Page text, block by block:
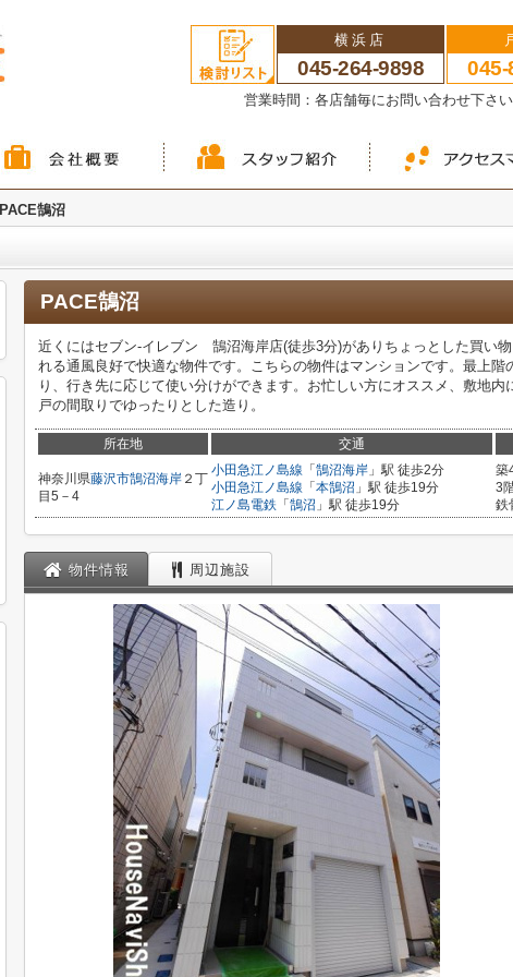
横浜店
045-264-9898 045-
営業時間：各店舗毎にお問い合わせ下
PACE鵠沼
PACE鵠沼
近くにはセブン-イレブン 鵠沼海岸店(徒歩3分)がありちょっとした買い
れる通風良好で快適な物件です。こちらの物件はマンションです。最上
り、行き先に応じて使い分けができます。お忙しい方にオススメ、敷地
戸の間取りでゆったりとした造り。
所在地 交通
神奈川県藤沢市鵠沼海岸 ２丁
目5－4
小田急江ノ島線 「 鵠沼海岸 」駅 徒歩2分
小田急江ノ島線 「 本鵠沼 」駅 徒歩19分
江ノ島電鉄 「 鵠沼 」駅 徒歩19分
築
3
鉄
物件情報 周辺施設